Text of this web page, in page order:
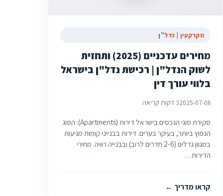
מקרקעין | נדל"ן
מחירים עדכניים (2025) ותחזית
לשוק הנדל"ן | רכישת נדל"ן בישראל
בלווי עורך דין
2025-07-063 דקות קריאה
סקירת סוגי הנכסים בישראל דירות (Apartments): הסוג
הנפוץ ביותר, בעיקר בערים. דירות בבנייני קומות מגיעות
במגוון גדלים (2-6 חדרים לרוב) ובבנייה רוויה. מחירי
הדירות…
קראו מדריך